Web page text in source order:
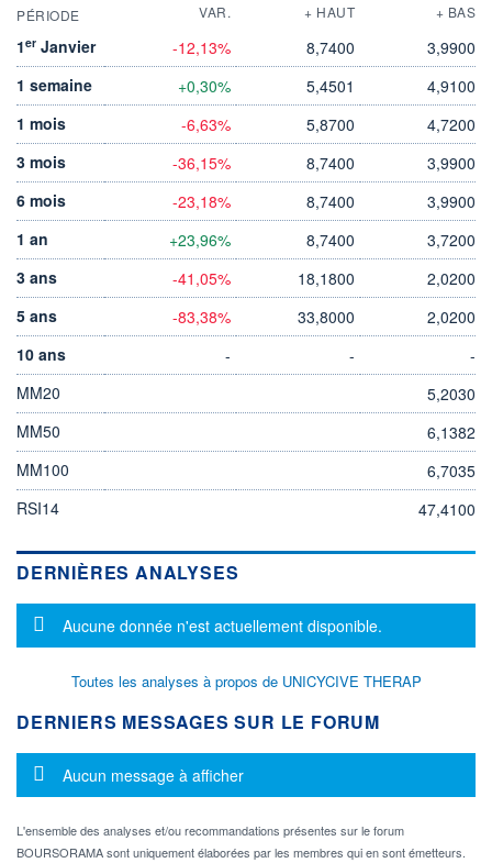
PÉRIODE VAR. + HAUT + BAS
1er Janvier -12,13% 8,7400
3,9900
1 semaine
+0,30% 5,4501
4,9100
1 mois
-6,63% 5,8700
4,7200
3 mois
-36,15% 8,7400
3,9900
6 mois
-23,18% 8,7400
3,9900
1 an
+23,96% 8,7400
3,7200
3 ans
-41,05% 18,1800
2,0200
5 ans
-83,38% 33,8000
2,0200
10 ans
- -
-
MM20
5,2030
MM50
6,1382
MM100
6,7035
RSI14
47,4100
DERNIÈRES ANALYSES
Message d'information
Aucune donnée n'est actuellement disponible.
Toutes les analyses à propos de UNICYCIVE THERAP
DERNIERS MESSAGES SUR LE FORUM
Message d'information
Aucun message à afficher
L'ensemble des analyses et/ou recommandations présentes sur le forum
BOURSORAMA sont uniquement élaborées par les membres qui en sont émetteurs.